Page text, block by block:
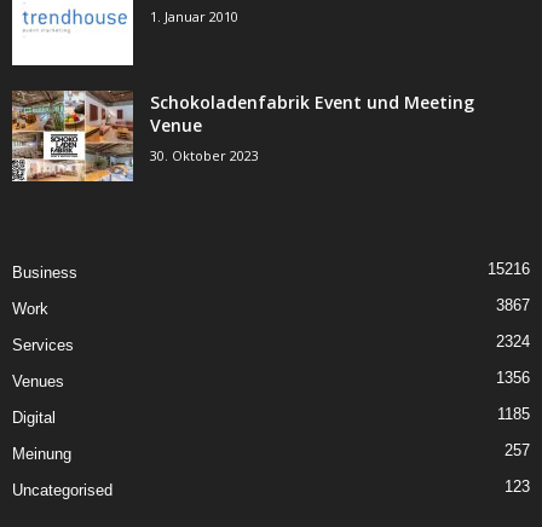
1. Januar 2010
Schokoladenfabrik Event und Meeting
Venue
30. Oktober 2023
Business 15216
Work 3867
Services 2324
Venues 1356
Digital 1185
Meinung 257
Uncategorised 123